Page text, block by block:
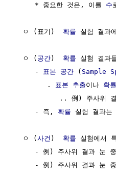
     * 중요한 것은, 이를
수
  ㅇ (표기)
확률 실험 결과
  ㅇ (
공간) 확률 실험 결과
     -
표본 공간 ( Sample
        .
표본 추출이나 확률
.. 例) 주사위
     - 즉,
확률 실험 결과는
  ㅇ (
사건 ) 확률 실험에서
- 例) 주사위 결과 눈
- 例) 주사위 결과 눈